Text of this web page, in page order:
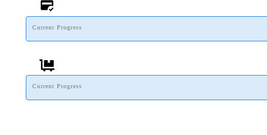
Current Progress
Current Progress